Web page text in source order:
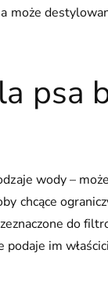
może
psa
wody –
chcące
do
podaje im